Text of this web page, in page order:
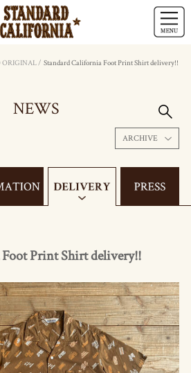
ORIGINAL/ Standard California Foot Print Shirt delivery!!
NEWS
ARCHIVE
Print Shirt delivery!!